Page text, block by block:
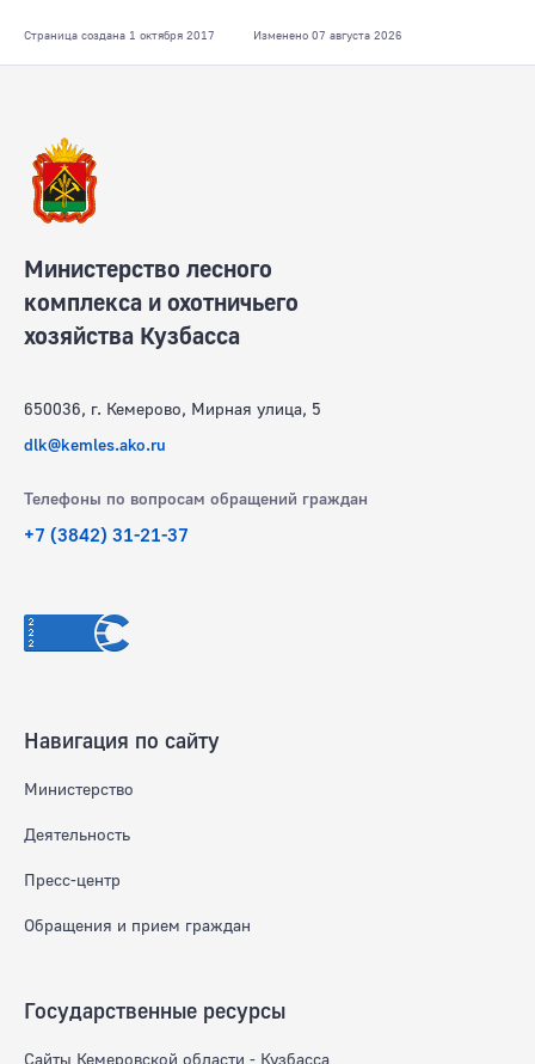
Страница создана 1 октября 2017 Изменено 07 августа 2026
Министерство лесного
комплекса и охотничьего
хозяйства Кузбасса
650036, г. Кемерово, Мирная улица, 5
dlk@kemles.ako.ru
Телефоны по вопросам обращений граждан
+7 (3842) 31-21-37
Навигация по сайту
Министерство
Деятельность
Пресс-центр
Обращения и прием граждан
Государственные ресурсы